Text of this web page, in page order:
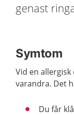
genast
Symtom
Vid en
varandra. Det
Du får